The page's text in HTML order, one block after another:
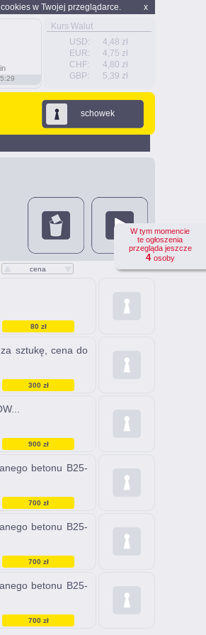
x
w Twojej przeglądarce.
Kurs Walut
USD:
4,48 zł
EUR:
4,75 zł
CHF:
4,80 zł
GBP:
5,39 zł
schowek
W tym momencie
te ogłoszenia
przegląda jeszcze
4 osoby
cena
80 zł
sztukę, cena do
300 zł
900 zł
betonu B25-
700 zł
betonu B25-
700 zł
betonu B25-
700 zł